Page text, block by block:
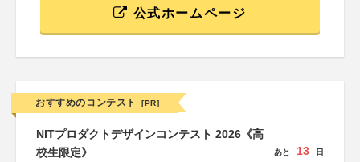
公式ホームページ
おすすめのコンテスト [PR]
NITプロダクトデザインコンテスト 2026《高
校生限定》
あと 13 日